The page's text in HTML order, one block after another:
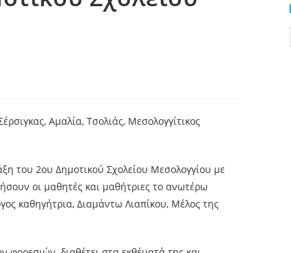
Αμαλία, Τσολιάς, Μεσολογγίτικος
του 2ου Δημοτικού Σχολείου Μεσολογγίου με
οι μαθητές και μαθήτριες το ανωτέρω
καθηγήτρια, Διαμάντω Λιαπίκου, Μέλος της